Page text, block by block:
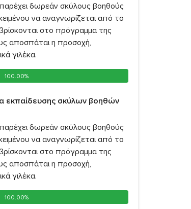
δωρεάν σκύλους βοηθούς
να αναγνωρίζεται από το
στο πρόγραμμα της
αποσπάται η προσοχή,
γιλέκα.
100.00%
100.00%
εκπαίδευσης σκύλων βοηθών
δωρεάν σκύλους βοηθούς
να αναγνωρίζεται από το
στο πρόγραμμα της
αποσπάται η προσοχή,
γιλέκα.
100.00%
100.00%